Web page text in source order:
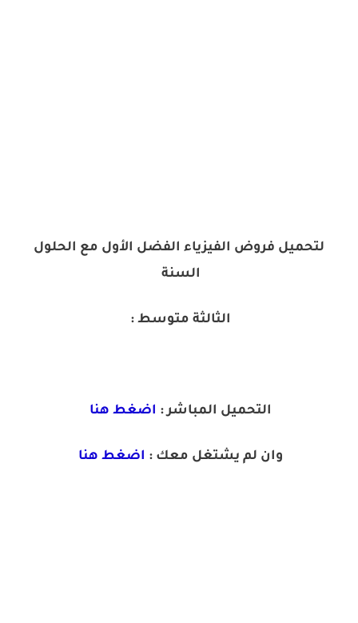
لتحميل فروض الفيزياء الفضل الأول مع الحلول
السنة
الثالثة متوسط :
التحميل المباشر : اضغط هنا
وان لم يشتغل معك : اضغط هنا